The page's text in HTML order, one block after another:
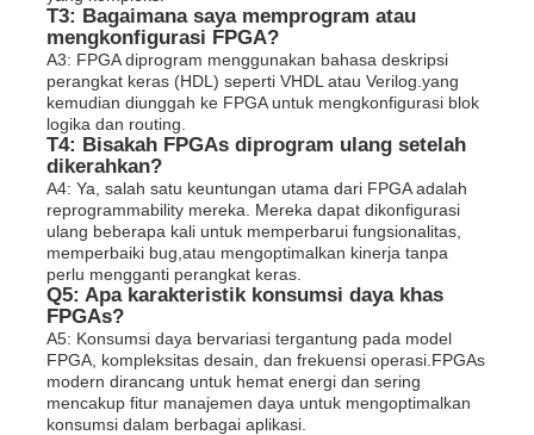
T3: Bagaimana saya memprogram atau
mengkonfigurasi FPGA?
A3: FPGA diprogram menggunakan bahasa deskripsi
perangkat keras (HDL) seperti VHDL atau Verilog.yang
kemudian diunggah ke FPGA untuk mengkonfigurasi blok
logika dan routing.
T4: Bisakah FPGAs diprogram ulang setelah
dikerahkan?
A4: Ya, salah satu keuntungan utama dari FPGA adalah
reprogrammability mereka. Mereka dapat dikonfigurasi
ulang beberapa kali untuk memperbarui fungsionalitas,
memperbaiki bug,atau mengoptimalkan kinerja tanpa
perlu mengganti perangkat keras.
Q5: Apa karakteristik konsumsi daya khas
FPGAs?
A5: Konsumsi daya bervariasi tergantung pada model
FPGA, kompleksitas desain, dan frekuensi operasi.FPGAs
modern dirancang untuk hemat energi dan sering
mencakup fitur manajemen daya untuk mengoptimalkan
konsumsi dalam berbagai aplikasi.